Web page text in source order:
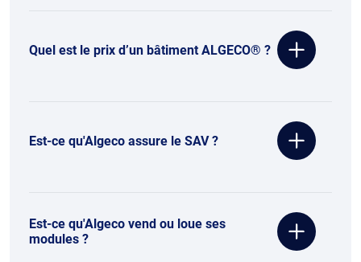
Quel est le prix d’un bâtiment ALGECO® ?
Est-ce qu'Algeco assure le SAV ?
Est-ce qu'Algeco vend ou loue ses
modules ?